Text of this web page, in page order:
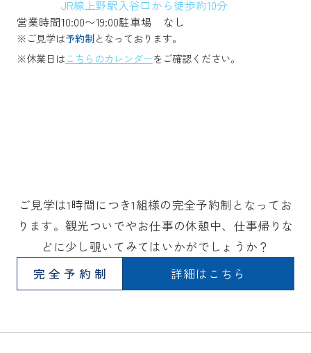
JR線上野駅入谷口から徒歩約10分
営業時間10:00〜19:00駐車場 なし
※ご見学は予約制となっております。
※休業日はこちらのカレンダーをご確認ください。
ご見学は1時間につき1組様の完全予約制となってお
ります。観光ついでやお仕事の休憩中、仕事帰りな
どに少し覗いてみてはいかがでしょうか？
完全予約制
詳細はこちら